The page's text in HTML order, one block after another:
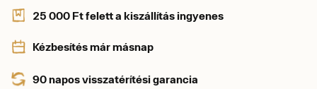
25 000 Ft felett a kiszállítás ingyenes
Kézbesítés már másnap
90 napos visszatérítési garancia